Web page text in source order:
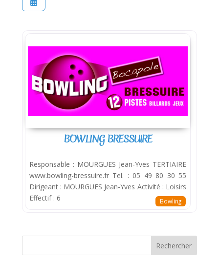
Bowling
BOWLING BRESSUIRE
Responsable : MOURGUES Jean-Yves TERTIAIRE
www.bowling-bressuire.fr Tel. : 05 49 80 30 55
Dirigeant : MOURGUES Jean-Yves Activité : Loisirs
Effectif : 6